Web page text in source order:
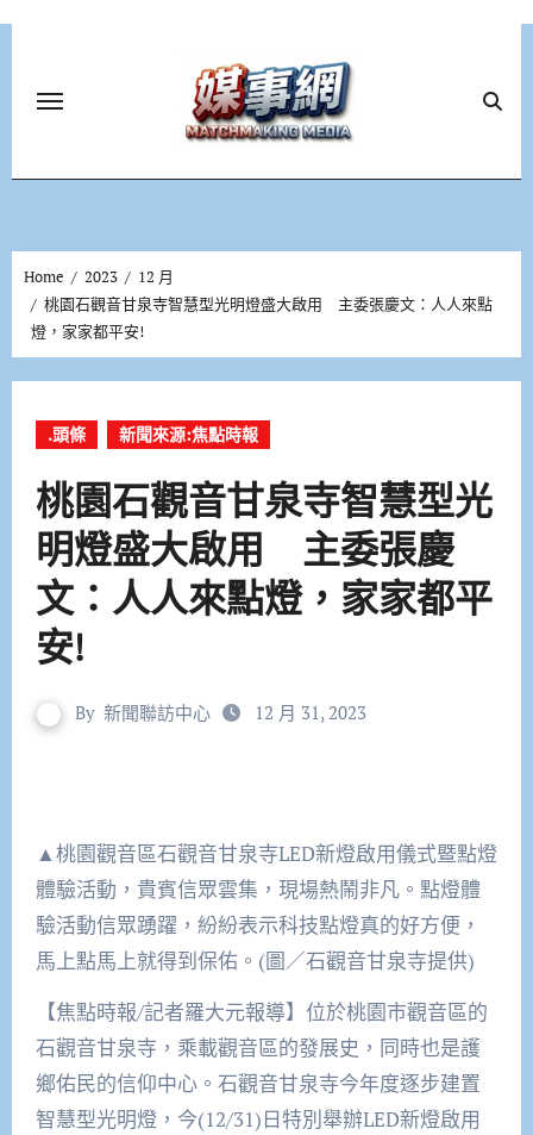
Home 2023
12 月
桃園石觀音甘泉寺智慧型光明燈盛大啟用 主委張慶文：人人來點
燈，家家都平安!
.頭條 新聞來源:焦點時報
桃園石觀音甘泉寺智慧型光
明燈盛大啟用 主委張慶
文：人人來點燈，家家都平
安!
By 新聞聯訪中心 12 月 31, 2023
▲桃園觀音區石觀音甘泉寺LED新燈啟用儀式暨點燈
體驗活動，貴賓信眾雲集，現場熱鬧非凡。點燈體
驗活動信眾踴躍，紛紛表示科技點燈真的好方便，
馬上點馬上就得到保佑。(圖／石觀音甘泉寺提供)
【焦點時報/記者羅大元報導】位於桃園市觀音區的
石觀音甘泉寺，乘載觀音區的發展史，同時也是護
鄉佑民的信仰中心。石觀音甘泉寺今年度逐步建置
智慧型光明燈，今(12/31)日特別舉辦LED新燈啟用